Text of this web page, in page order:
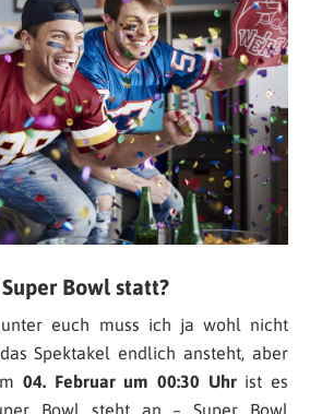
Bowl statt?
euch muss ich ja wohl nicht
Spektakel endlich ansteht, aber
04. Februar um 00:30 Uhrist es
Bowl steht an – Super Bowl